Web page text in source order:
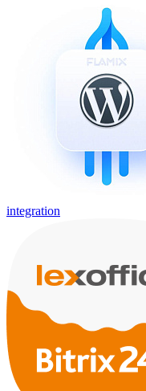
integration